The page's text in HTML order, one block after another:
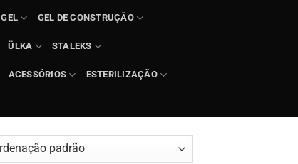
GEL DE CONSTRUÇÃO
ÜLKA STALEKS
ACESSÓRIOS ESTERILIZAÇÃO